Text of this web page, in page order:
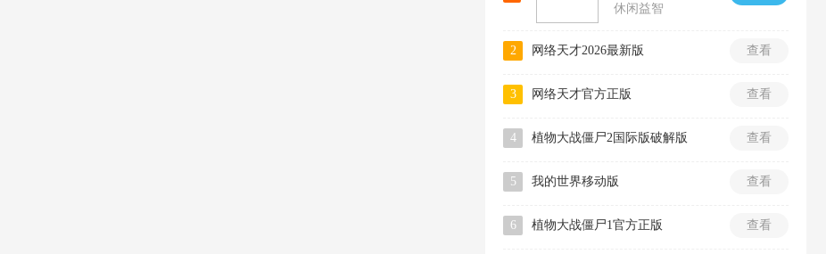
休闲益智
2 查看
网络天才2026最新版
3 查看
网络天才官方正版
4 查看
植物大战僵尸2国际版破解版
5 查看
我的世界移动版
6 查看
植物大战僵尸1官方正版